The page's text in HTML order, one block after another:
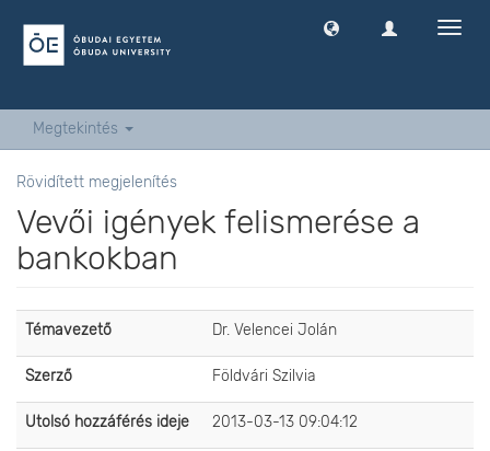
Megtekintés
Rövidített megjelenítés
Vevői igények felismerése a
bankokban
Témavezető Dr. Velencei Jolán
Szerző Földvári Szilvia
Utolsó hozzáférés ideje 2013-03-13 09:04:12